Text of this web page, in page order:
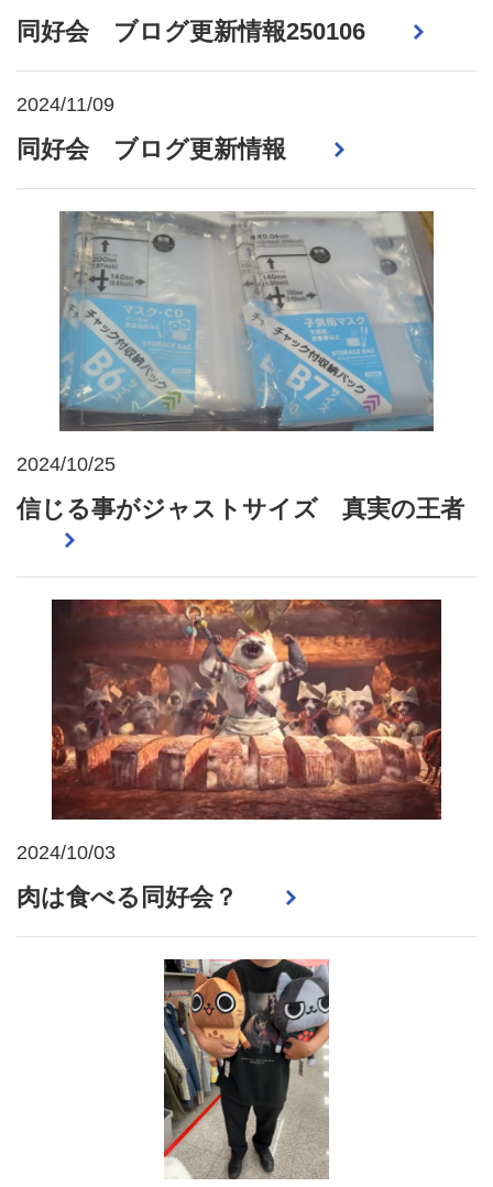
同好会 ブログ更新情報250106
2024/11/09
同好会 ブログ更新情報
2024/10/25
信じる事がジャストサイズ 真実の王者
2024/10/03
肉は食べる同好会？